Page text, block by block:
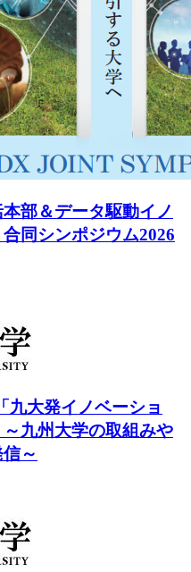
部＆データ駆動イノ
同シンポジウム2026
九大発イノベーショ
九州大学の取組みや
～